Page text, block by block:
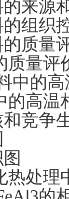
的来源
的组织
质量
质量评
中的
的高温
和竞争
热处理